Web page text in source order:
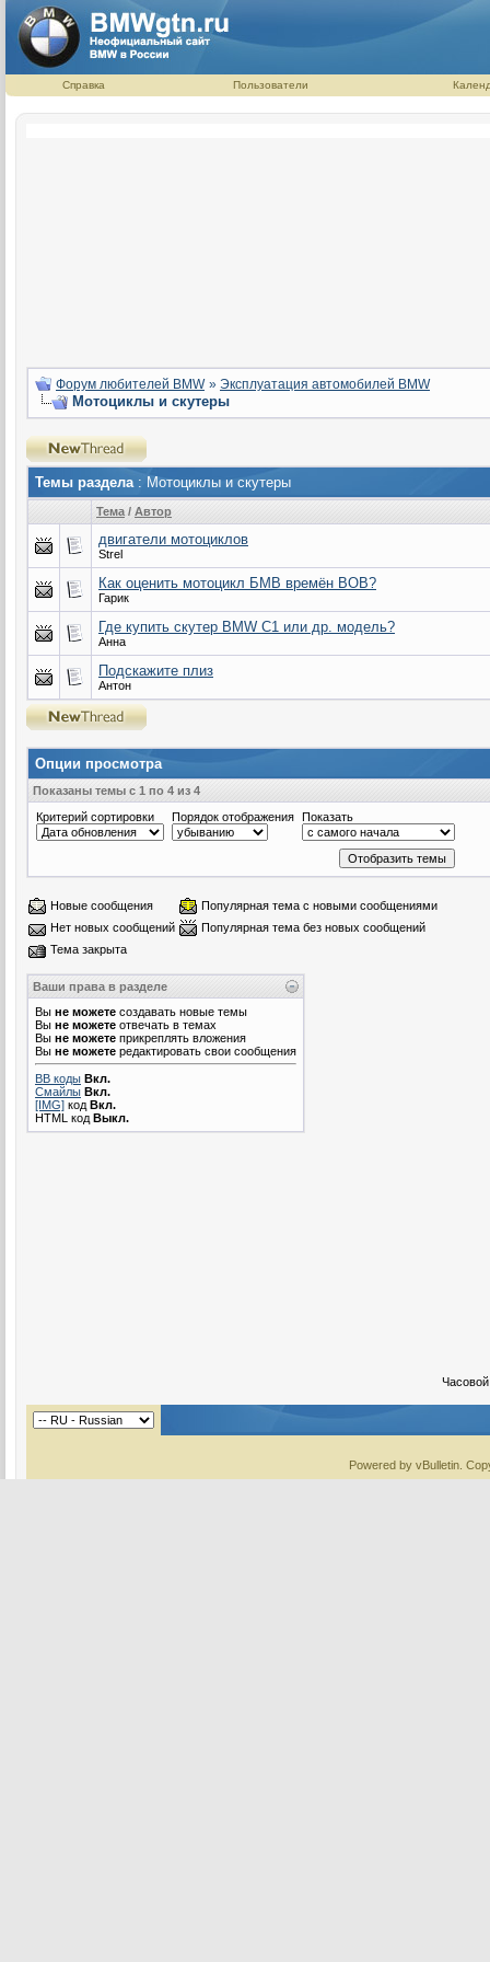
Справка Пользователи
Форум любителей BMW » Эксплуатация автомобилей BMW
Мотоциклы и скутеры
Темы раздела : Мотоциклы и скутеры
Тема / Автор
двигатели мотоциклов
Strel
Как оценить мотоцикл БМВ времён ВОВ?
Гарик
Где купить скутер BMW C1 или др. модель?
Анна
Подскажите плиз
Антон
Опции просмотра
Показаны темы с 1 по 4 из 4
Критерий сортировки
Порядок отображения Показать
Новые сообщения
Популярная тема с новыми сообщениями
Нет новых сообщений
Популярная тема без новых сообщений
Тема закрыта
Ваши права в разделе
Вы не можете создавать новые темы
Вы не можете отвечать в темах
Вы не можете прикреплять вложения
Вы не можете редактировать свои сообщения
BB коды Вкл.
Смайлы Вкл.
[IMG] код Вкл.
HTML код Выкл.
Powered by vBulletin.